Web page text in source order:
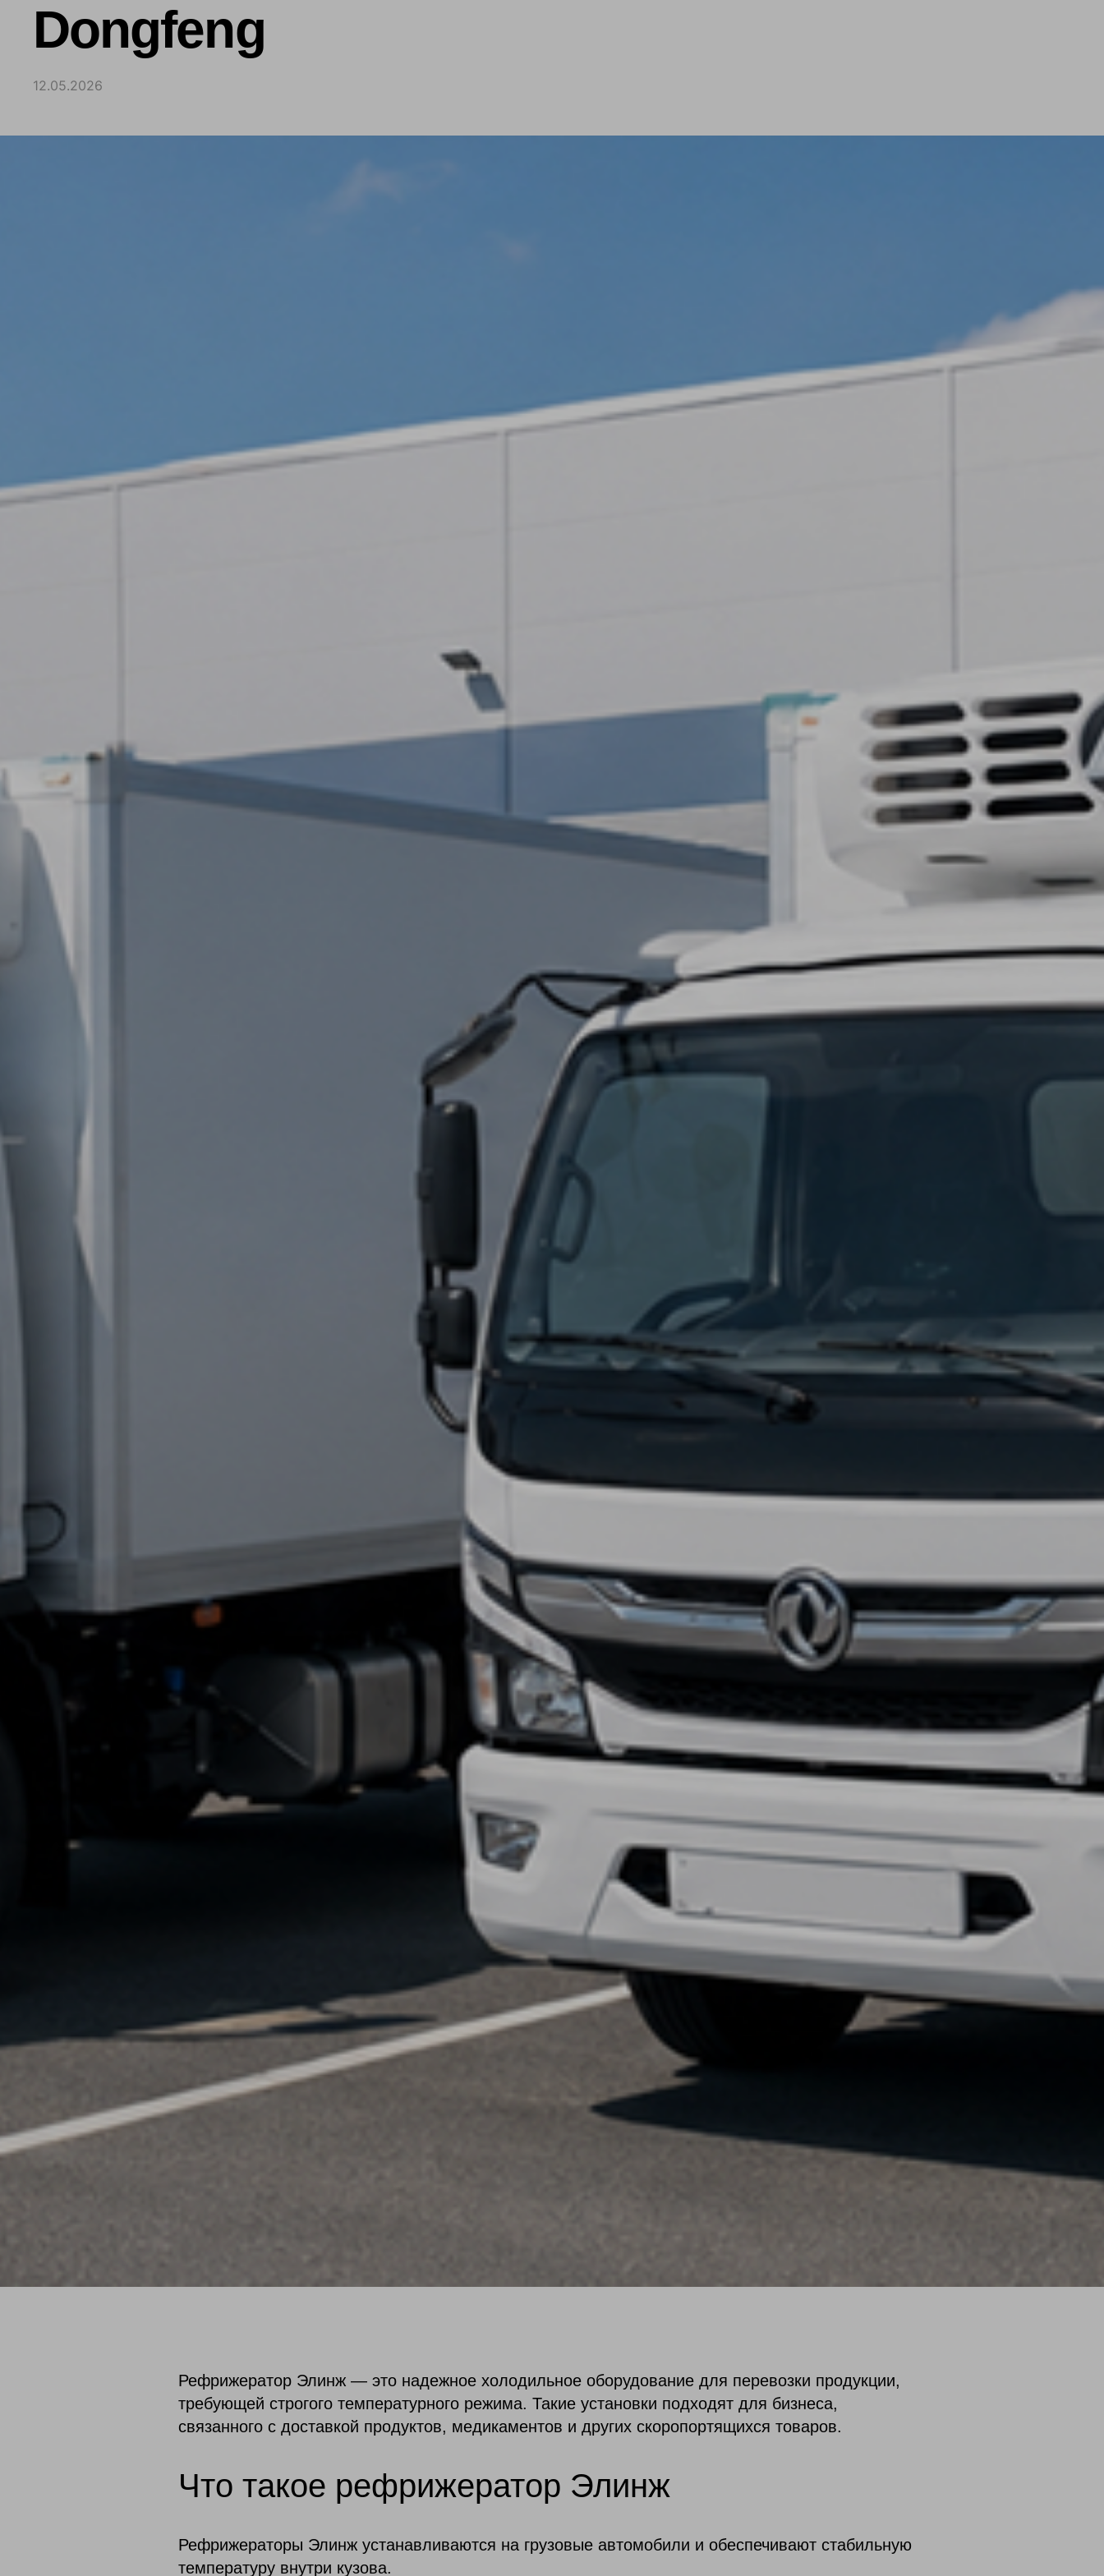
Dongfeng
12.05.2026
Рефрижератор Элинж — это надежное холодильное оборудование для перевозки продукции,
требующей строгого температурного режима. Такие установки подходят для бизнеса,
связанного с доставкой продуктов, медикаментов и других скоропортящихся товаров.
Что такое рефрижератор Элинж
Рефрижераторы Элинж устанавливаются на грузовые автомобили и обеспечивают стабильную
температуру внутри кузова.